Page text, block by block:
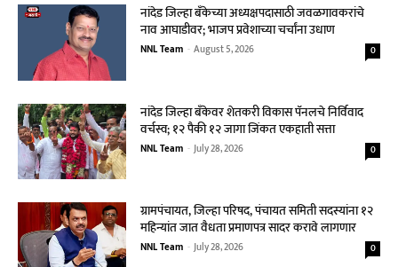
नांदेड जिल्हा बँकेच्या अध्यक्षपदासाठी जवळगावकरांचे
नाव आघाडीवर; भाजप प्रवेशाच्या चर्चांना उधाण
NNL Team - August 5, 2026 0
नांदेड जिल्हा बँकेवर शेतकरी विकास पॅनलचे निर्विवाद
वर्चस्व; १२ पैकी १२ जागा जिंकत एकहाती सत्ता
NNL Team - July 28, 2026 0
ग्रामपंचायत, जिल्हा परिषद, पंचायत समिती सदस्यांना १२
महिन्यांत जात वैधता प्रमाणपत्र सादर करावे लागणार
NNL Team - July 28, 2026 0